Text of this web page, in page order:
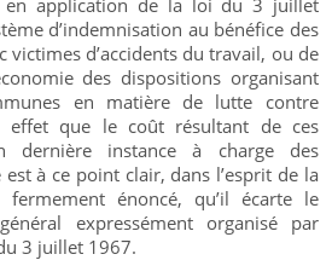
en application de la loi du 3 juillet
d’indemnisation au bénéfice des
victimes d’accidents du travail, ou de
des dispositions organisant
en matière de lutte contre
effet que le coût résultant de ces
dernière instance à charge des
à ce point clair, dans l’esprit de la
énoncé, qu’il écarte le
expressément organisé par
3 juillet 1967.